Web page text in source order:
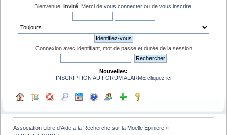
Bienvenue, Invité . Merci de vous connecter ou de vous inscrire
Connexion avec identifiant, mot de passe et durée de la session
Nouvelles:
INSCRIPTION AU FORUM ALARME cliquez ici
Association Libre d'Aide a la Recherche sur la Moelle Epiniere »